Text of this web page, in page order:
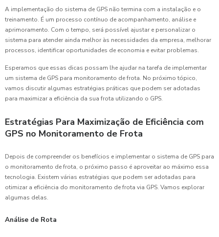
A implementação do sistema de GPS não termina com a instalação e o
treinamento. É um processo contínuo de acompanhamento, análise e
aprimoramento. Com o tempo, será possível ajustar e personalizar o
sistema para atender ainda melhor às necessidades da empresa, melhorar
processos, identificar oportunidades de economia e evitar problemas.
Esperamos que essas dicas possam lhe ajudar na tarefa de implementar
um sistema de GPS para monitoramento de frota. No próximo tópico,
vamos discutir algumas estratégias práticas que podem ser adotadas
para maximizar a eficiência da sua frota utilizando o GPS.
Estratégias Para Maximização de Eficiência com
GPS no Monitoramento de Frota
Depois de compreender os benefícios e implementar o sistema de GPS para
o monitoramento de frota, o próximo passo é aproveitar ao máximo essa
tecnologia. Existem várias estratégias que podem ser adotadas para
otimizar a eficiência do monitoramento de frota via GPS. Vamos explorar
algumas delas.
Análise de Rota